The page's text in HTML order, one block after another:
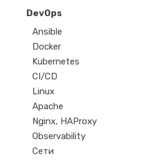
DevOps
Ansible
Docker
Kubernetes
CI/CD
Linux
Apache
Nginx, HAProxy
Observability
Сети